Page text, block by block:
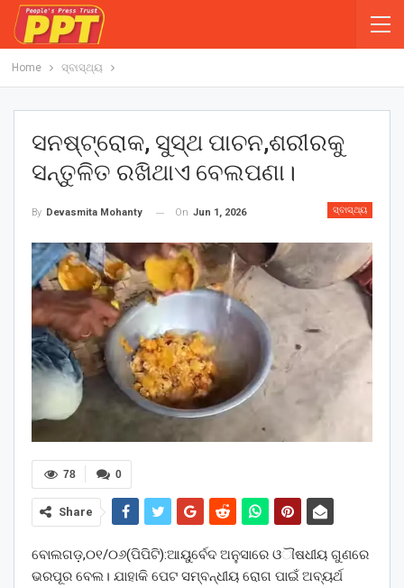
Home ସ୍ବାସ୍ଥ୍ୟ
ସନଷ୍ଟ୍ରୋକ, ସୁସ୍ଥ ପାଚନ,ଶରୀରକୁ
ସନ୍ତୁଳିତ ରଖିଥାଏ ବେଲପଣା।
ସ୍ବାସ୍ଥ୍ୟ
By Devasmita Mohanty On Jun 1, 2026
0
78
Share
ବୋଲଗଡ଼,୦୧/୦୬(ପିପିଟି):ଆୟୁର୍ବେଦ ଅନୁସାରେ ଓୗଷଧୀୟ ଗୁଣରେ
ଭରପୂର ବେଲ। ଯାହାକି ପେଟ ସମ୍ବନ୍ଧୀୟ ରୋଗ ପାଇଁ ଅବ୍ୟର୍ଥ